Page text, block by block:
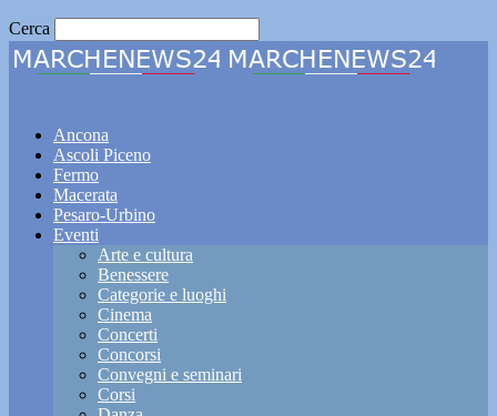
Cerca
Ancona
Ascoli Piceno
Fermo
Macerata
Pesaro-Urbino
Eventi
Arte e cultura
Benessere
Categorie e luoghi
Cinema
Concerti
Concorsi
Convegni e seminari
Corsi